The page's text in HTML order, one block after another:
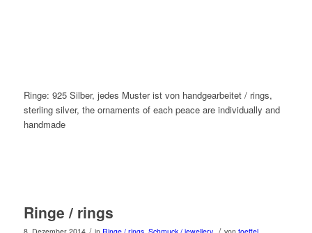
Ringe: 925 Silber, jedes Muster ist von handgearbeitet / rings,
sterling silver, the ornaments of each peace are individually and
handmade
Ringe / rings